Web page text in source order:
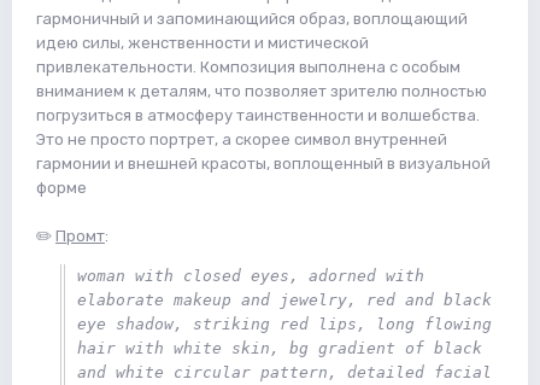
гармоничный и запоминающийся образ, воплощающий
идею силы, женственности и мистической
привлекательности. Композиция выполнена с особым
вниманием к деталям, что позволяет зрителю полностью
погрузиться в атмосферу таинственности и волшебства.
Это не просто портрет, а скорее символ внутренней
гармонии и внешней красоты, воплощенный в визуальной
форме
✏️ Промт:
woman with closed eyes, adorned with
elaborate makeup and jewelry, red and black
eye shadow, striking red lips, long flowing
hair with white skin, bg gradient of black
and white circular pattern, detailed facial